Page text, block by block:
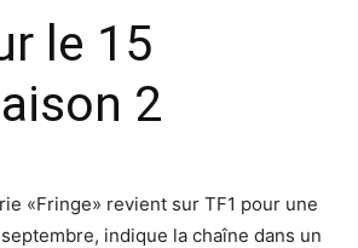
le 15
2
«Fringe» revient sur TF1 pour une
indique la chaîne dans un